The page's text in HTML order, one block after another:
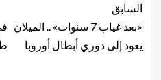
السابق
«بعد غياب 7 سنوات» .. الميلان
يعود إلى دوري أبطال أوروبا